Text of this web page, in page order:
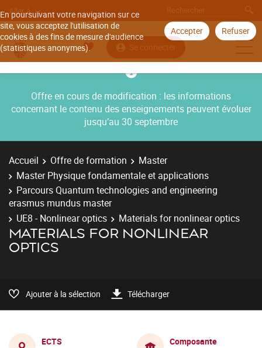
En poursuivant votre navigation sur ce
site, vous acceptez l'utilisation de
cookies à des fins de mesure d'audience
(statistiques anonymes).
Accepter Refuser
Aller à
Se connecter
Offre en cours de modification : les informations
concernant le contenu des enseignements peuvent évoluer
jusqu’au 30 septembre
Accueil Offre de formation
Master
Master Physique fondamentale et applications
Parcours Quantum technologies and engineering
erasmus mundus master
UE8 - Nonlinear optics
Materials for nonlinear optics
MATERIALS FOR NONLINEAR
OPTICS
Ajouter à la sélection Télécharger
ECTS
Composante